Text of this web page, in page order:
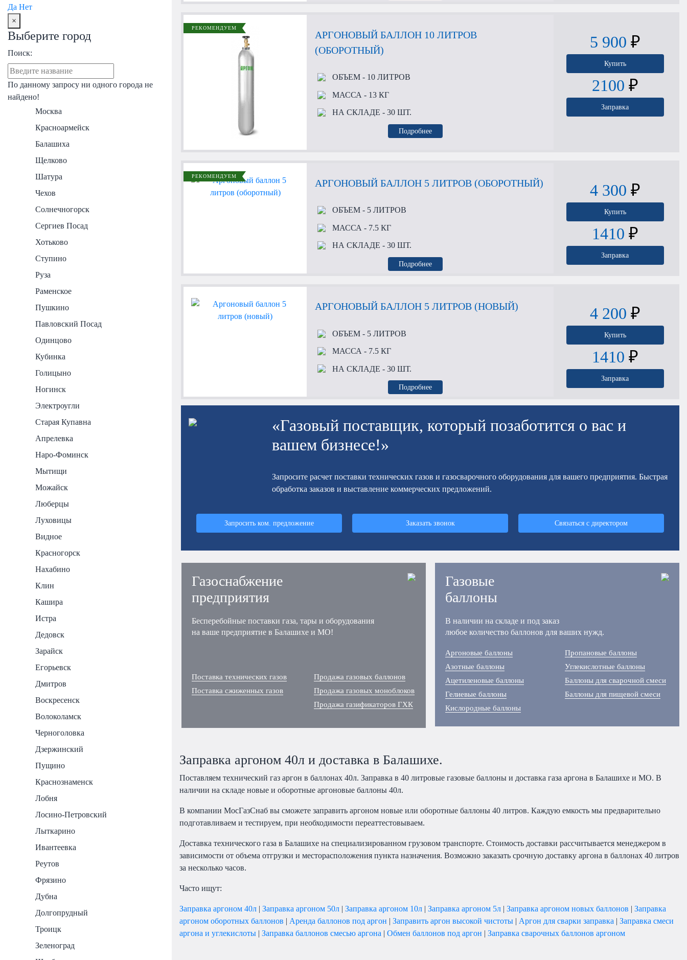
Да Нет
×
Выберите город
Поиск:
По данному запросу ни одного города не
найдено!
Москва
Красноармейск
Балашиха
Щелково
Шатура
Чехов
Солнечногорск
Сергиев Посад
Хотьково
Ступино
Руза
Раменское
Пушкино
Павловский Посад
Одинцово
Кубинка
Голицыно
Ногинск
Электроугли
Старая Купавна
Апрелевка
Наро-Фоминск
Мытищи
Можайск
Люберцы
Луховицы
Видное
Красногорск
Нахабино
Клин
Кашира
Истра
Дедовск
Зарайск
Егорьевск
Дмитров
Воскресенск
Волоколамск
Черноголовка
Дзержинский
Пущино
Краснознаменск
Лобня
Лосино-Петровский
Лыткарино
Ивантеевка
Реутов
Фрязино
Дубна
Долгопрудный
Троицк
Зеленоград
РЕКОМЕНДУЕМ
АРГОНОВЫЙ БАЛЛОН 10 ЛИТРОВ
(ОБОРОТНЫЙ)
ОБЪЕМ- 10 ЛИТРОВ
МАССА - 13 КГ
НА СКЛАДЕ - 30 ШТ.
Подробнее
5 900 ₽
Купить
2100 ₽
Заправка
РЕКОМЕНДУЕМ
АРГОНОВЫЙ БАЛЛОН 5 ЛИТРОВ (ОБОРОТНЫЙ)
ОБЪЕМ- 5 ЛИТРОВ
МАССА - 7.5 КГ
НА СКЛАДЕ - 30 ШТ.
Подробнее
4 300 ₽
Купить
1410 ₽
Заправка
АРГОНОВЫЙ БАЛЛОН 5 ЛИТРОВ (НОВЫЙ)
ОБЪЕМ- 5 ЛИТРОВ
МАССА - 7.5 КГ
НА СКЛАДЕ - 30 ШТ.
Подробнее
4 200 ₽
Купить
1410 ₽
Заправка
«Газовый поставщик, который позаботится о вас и
вашем бизнесе!»
Запросите расчет поставки технических газов и газосварочного оборудования для вашего предприятия. Быстрая
обработка заказов и выставление коммерческих предложений.
Запросить ком. предложение Заказать звонок Связаться с директором
Газоснабжение
предприятия
Бесперебойные поставки газа, тары и оборудования
на ваше предприятие в Балашихе и МО!
Поставка технических газов
Поставка сжиженных газов
Продажа газовых баллонов
Продажа газовых моноблоков
Продажа газификаторов ГХК
Газовые
баллоны
В наличии на складе и под заказ
любое количество баллонов для ваших нужд.
Аргоновые баллоны
Азотные баллоны
Ацетиленовые баллоны
Гелиевые баллоны
Кислородные баллоны
Пропановые баллоны
Углекислотные баллоны
Баллоны для сварочной смеси
Баллоны для пищевой смеси
Заправка аргоном 40л и доставка в Балашихе.
Поставляем технический газ аргон в баллонах 40л. Заправка в 40 литровые газовые баллоны и доставка газа аргона в Балашихе и МО. В
наличии на складе новые и оборотные аргоновые баллоны 40л.
В компании МосГазСнаб вы сможете заправить аргоном новые или оборотные баллоны 40 литров. Каждую емкость мы предварительно
подготавливаем и тестируем, при необходимости переаттестовываем.
Доставка технического газа в Балашихе на специализированном грузовом транспорте. Стоимость доставки рассчитывается менеджером в
зависимости от объема отгрузки и месторасположения пункта назначения. Возможно заказать срочную доставку аргона в баллонах 40 литров
за несколько часов.
Часто ищут:
Заправка аргоном 40л | Заправка аргоном 50л | Заправка аргоном 10л | Заправка аргоном 5л | Заправка аргоном новых баллонов | Заправка
аргоном оборотных баллонов | Аренда баллонов под аргон | Заправить аргон высокой чистоты | Аргон для сварки заправка | Заправка смеси
аргона и углекислоты | Заправка баллонов смесью аргона | Обмен баллонов под аргон | Заправка сварочных баллонов аргоном